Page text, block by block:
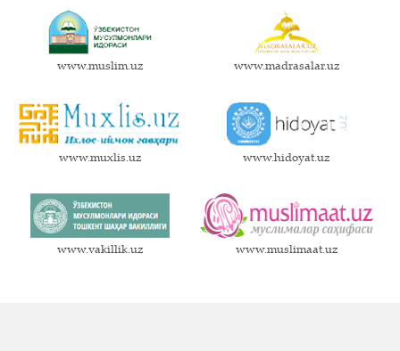
www.muslim.uz www.madrasalar.uz
www.muxlis.uz www.hidoyat.uz
www.vakillik.uz www.muslimaat.uz